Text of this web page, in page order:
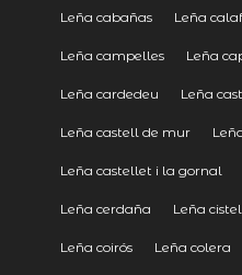
Leña cabañas Leña calaf
Leña campelles Leña
Leña cardedeu Leña
Leña castell de mur
Leña castellet i la gornal
Leña cerdaña Leña
Leña coirós Leña colera